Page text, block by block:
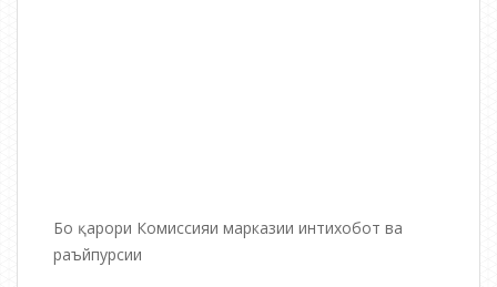
Бо қарори Комиссияи марказии интихобот ва
раъйпурсии